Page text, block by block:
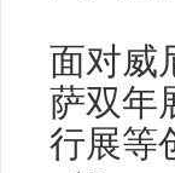
面对威
萨双年
行展等